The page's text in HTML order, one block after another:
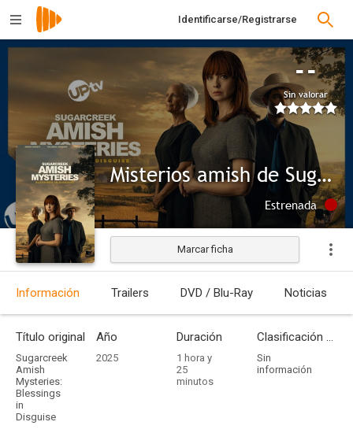
Identificarse/Registrarse
--
Sin valorar
Misterios amish de Sugar Creek. Bendiciones disfrazadas
Estrenada
Marcar ficha
Información Trailers DVD / Blu-Ray Noticias
Título original
Sugarcreek
Amish
Mysteries:
Blessings
in
Disguise
Año
2025
Duración
1 hora y
25
minutos
Clasificación por edades
Sin
información